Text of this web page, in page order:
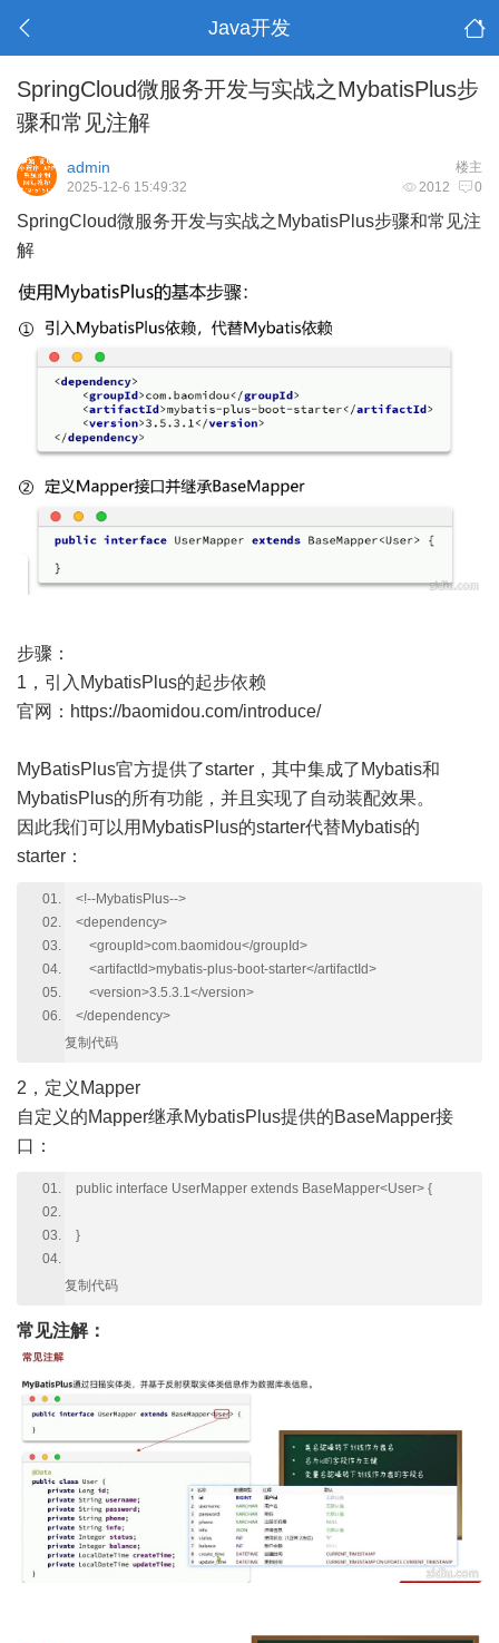
Java开发
SpringCloud微服务开发与实战之MybatisPlus步
骤和常见注解
楼主
admin
2012 0
2025-12-6 15:49:32
SpringCloud微服务开发与实战之MybatisPlus步骤和常见注
解
步骤：
1，引入MybatisPlus的起步依赖
官网： https://baomidou.com/introduce/
MyBatisPlus官方提供了starter，其中集成了Mybatis和
MybatisPlus的所有功能，并且实现了自动装配效果。
因此我们可以用MybatisPlus的starter代替Mybatis的
starter：
<!--MybatisPlus-->
<dependency>
<groupId>com.baomidou</groupId>
<artifactId>mybatis-plus-boot-starter</artifactId>
<version>3.5.3.1</version>
</dependency>
复制代码
2，定义Mapper
自定义的Mapper继承MybatisPlus提供的BaseMapper接
口：
public interface UserMapper extends BaseMapper<User> {
}
复制代码
常见注解：